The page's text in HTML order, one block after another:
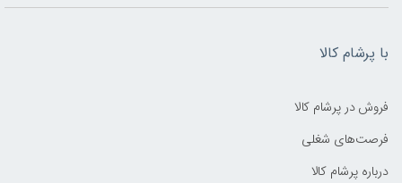
با پرشام کالا
فروش در پرشام کالا
فرصت‌های شغلی
درباره پرشام کالا